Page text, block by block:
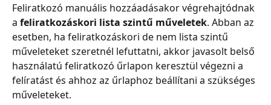
Feliratkozó manuális hozzáadásakor végrehajtódnak
a feliratkozáskori lista szintű műveletek. Abban az
esetben, ha feliratkozáskori de nem lista szintű
műveleteket szeretnél lefuttatni, akkor javasolt belső
használatú feliratkozó űrlapon keresztül végezni a
felíratást és ahhoz az űrlaphoz beállítani a szükséges
műveleteket.